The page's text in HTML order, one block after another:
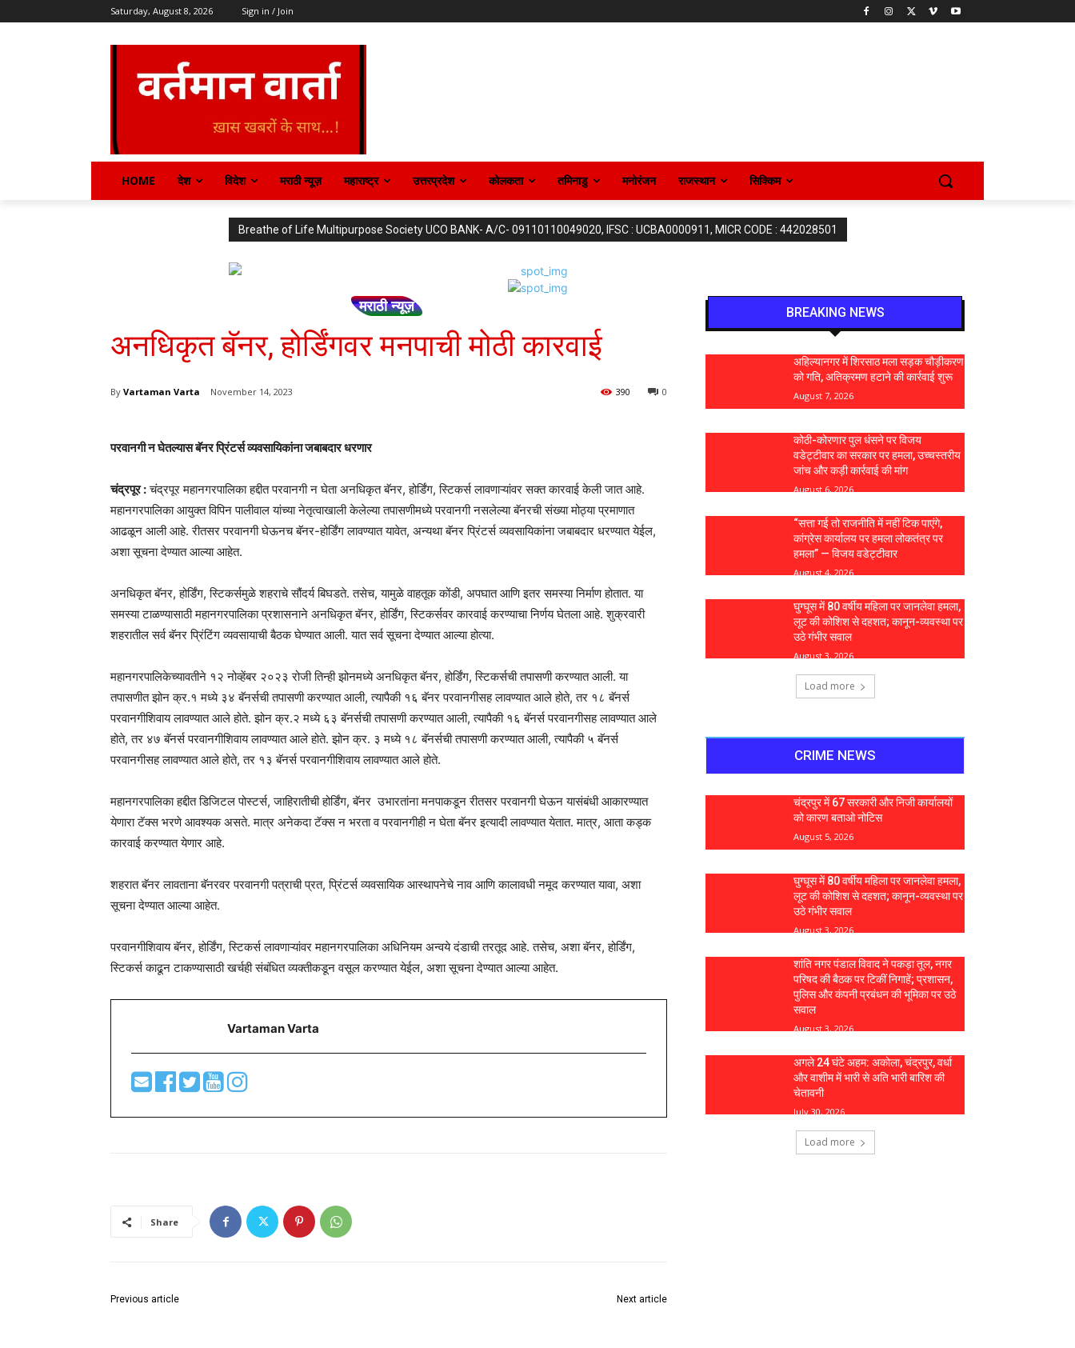
Saturday, August 8, 2026 Sign in / Join
HOME देश विदेश मराठी न्यूज़ महाराष्ट्र उत्तरप्रदेश कोलकता तमिनाडु मनोरंजन राजस्थान सिक्किम
Breathe of Life Multipurpose Society UCO BANK- A/C- 09110110049020, IFSC : UCBA0000911, MICR CODE : 442028501
मराठी न्यूज़
अनधिकृत बॅनर, होर्डिंगवर मनपाची मोठी कारवाई
By Vartaman Varta November 14, 2023 0
390
परवानगी न घेतल्यास बॅनर प्रिंटर्स व्यवसायिकांना जबाबदार धरणार
चंद्रपूर :चंद्रपूर महानगरपालिका हद्दीत परवानगी न घेता अनधिकृत बॅनर, होर्डिंग, स्टिकर्स लावणाऱ्यांवर सक्त कारवाई केली जात आहे.
महानगरपालिका आयुक्त विपिन पालीवाल यांच्या नेतृत्वाखाली केलेल्या तपासणीमध्ये परवानगी नसलेल्या बॅनरची संख्या मोठ्या प्रमाणात
आढळून आली आहे. रीतसर परवानगी घेऊनच बॅनर-होर्डिंग लावण्यात यावेत, अन्यथा बॅनर प्रिंटर्स व्यवसायिकांना जबाबदार धरण्यात येईल,
अशा सूचना देण्यात आल्या आहेत.
अनधिकृत बॅनर, होर्डिंग, स्टिकर्समुळे शहराचे सौंदर्य बिघडते. तसेच, यामुळे वाहतूक कोंडी, अपघात आणि इतर समस्या निर्माण होतात. या
समस्या टाळण्यासाठी महानगरपालिका प्रशासनाने अनधिकृत बॅनर, होर्डिंग, स्टिकर्सवर कारवाई करण्याचा निर्णय घेतला आहे. शुक्रवारी
शहरातील सर्व बॅनर प्रिंटिंग व्यवसायाची बैठक घेण्यात आली. यात सर्व सूचना देण्यात आल्या होत्या.
महानगरपालिकेच्यावतीने १२ नोव्हेंबर २०२३ रोजी तिन्ही झोनमध्ये अनधिकृत बॅनर, होर्डिंग, स्टिकर्सची तपासणी करण्यात आली. या
तपासणीत झोन क्र.१ मध्ये ३४ बॅनर्सची तपासणी करण्यात आली, त्यापैकी १६ बॅनर परवानगीसह लावण्यात आले होते, तर १८ बॅनर्स
परवानगीशिवाय लावण्यात आले होते. झोन क्र.२ मध्ये ६३ बॅनर्सची तपासणी करण्यात आली, त्यापैकी १६ बॅनर्स परवानगीसह लावण्यात आले
होते, तर ४७ बॅनर्स परवानगीशिवाय लावण्यात आले होते. झोन क्र. ३ मध्ये १८ बॅनर्सची तपासणी करण्यात आली, त्यापैकी ५ बॅनर्स
परवानगीसह लावण्यात आले होते, तर १३ बॅनर्स परवानगीशिवाय लावण्यात आले होते.
महानगरपालिका हद्दीत डिजिटल पोस्टर्स, जाहिरातीची होर्डिंग, बॅनर उभारतांना मनपाकडून रीतसर परवानगी घेऊन यासंबंधी आकारण्यात
येणारा टॅक्स भरणे आवश्यक असते. मात्र अनेकदा टॅक्स न भरता व परवानगीही न घेता बॅनर इत्यादी लावण्यात येतात. मात्र, आता कड्क
कारवाई करण्यात येणार आहे.
शहरात बॅनर लावताना बॅनरवर परवानगी पत्राची प्रत, प्रिंटर्स व्यवसायिक आस्थापनेचे नाव आणि कालावधी नमूद करण्यात यावा, अशा
सूचना देण्यात आल्या आहेत.
परवानगीशिवाय बॅनर, होर्डिंग, स्टिकर्स लावणाऱ्यांवर महानगरपालिका अधिनियम अन्वये दंडाची तरतूद आहे. तसेच, अशा बॅनर, होर्डिंग,
स्टिकर्स काढून टाकण्यासाठी खर्चही संबंधित व्यक्तीकडून वसूल करण्यात येईल, अशा सूचना देण्यात आल्या आहेत.
Vartaman Varta
Share
Previous article Next article
BREAKING NEWS
अहिल्यानगर में शिरसाठ मला सड़क चौड़ीकरण
को गति, अतिक्रमण हटाने की कार्रवाई शुरू
August 7, 2026
कोठी-कोरणार पुल धंसने पर विजय
वडेट्टीवार का सरकार पर हमला, उच्चस्तरीय
जांच और कड़ी कार्रवाई की मांग
August 6, 2026
“सत्ता गई तो राजनीति में नहीं टिक पाएंगे,
कांग्रेस कार्यालय पर हमला लोकतंत्र पर
हमला” — विजय वडेट्टीवार
August 4, 2026
घुग्घूस में 80 वर्षीय महिला पर जानलेवा हमला,
लूट की कोशिश से दहशत; कानून-व्यवस्था पर
उठे गंभीर सवाल
August 3, 2026
Load more
CRIME NEWS
चंद्रपुर में 67 सरकारी और निजी कार्यालयों
को कारण बताओ नोटिस
August 5, 2026
घुग्घूस में 80 वर्षीय महिला पर जानलेवा हमला,
लूट की कोशिश से दहशत; कानून-व्यवस्था पर
उठे गंभीर सवाल
August 3, 2026
शांति नगर पंडाल विवाद ने पकड़ा तूल, नगर
परिषद की बैठक पर टिकीं निगाहें; प्रशासन,
पुलिस और कंपनी प्रबंधन की भूमिका पर उठे
सवाल
August 3, 2026
अगले 24 घंटे अहम: अकोला, चंद्रपुर, वर्धा
और वाशीम में भारी से अति भारी बारिश की
चेतावनी
July 30, 2026
Load more